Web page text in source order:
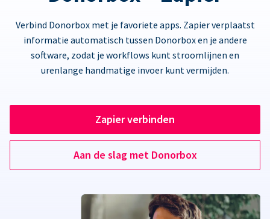
Verbind Donorbox met je favoriete apps. Zapier verplaatst
informatie automatisch tussen Donorbox en je andere
software, zodat je workflows kunt stroomlijnen en
urenlange handmatige invoer kunt vermijden.
Zapier verbinden
Aan de slag met Donorbox